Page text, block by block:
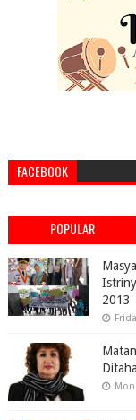
FACEBOOK
POPULAR
2013